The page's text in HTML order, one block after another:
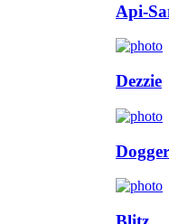
Api-
Dezzie
Dogger